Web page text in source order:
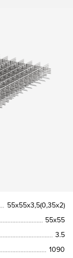
55х55х3,5(0,35х2)
55х55
3.5
1090